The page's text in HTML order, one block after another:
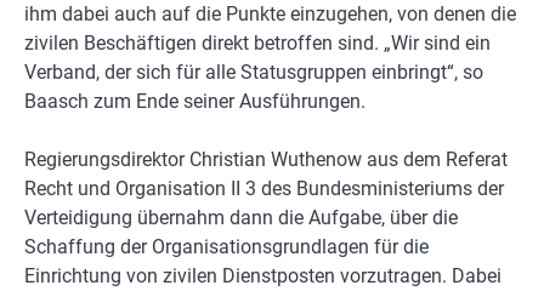
ihm dabei auch auf die Punkte einzugehen, von denen die
zivilen Beschäftigen direkt betroffen sind. „Wir sind ein
Verband, der sich für alle Statusgruppen einbringt“, so
Baasch zum Ende seiner Ausführungen.
Regierungsdirektor Christian Wuthenow aus dem Referat
Recht und Organisation II 3 des Bundesministeriums der
Verteidigung übernahm dann die Aufgabe, über die
Schaffung der Organisationsgrundlagen für die
Einrichtung von zivilen Dienstposten vorzutragen. Dabei